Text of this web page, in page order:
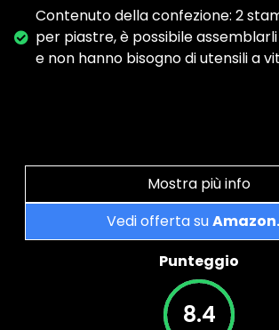
Contenuto della confezione: 2
per piastre, è possibile
e non hanno bisogno di utensili a
Mostra più info
Vedi offerta su
Punteggio
8.4